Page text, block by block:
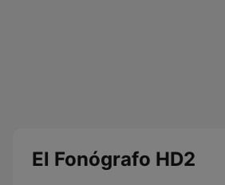
El Fonógrafo HD2